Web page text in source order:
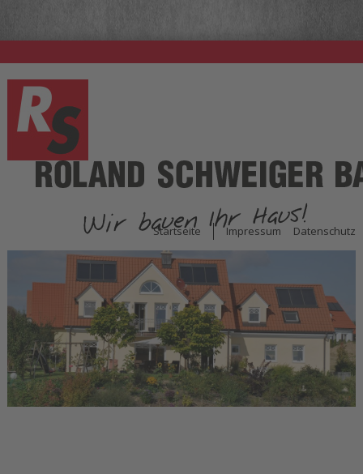
Startseite Impressum Datenschutz